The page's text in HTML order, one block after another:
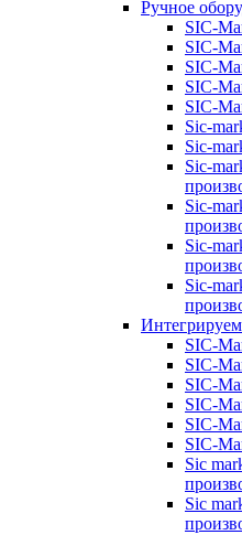
Ручное
SIC-
SIC-
SIC-
SIC-
SIC-
Sic-
Sic-
Sic-
Sic-
Sic-
Sic-
SIC-
SIC-
SIC-
SIC-
SIC-
SIC-
Sic
Sic